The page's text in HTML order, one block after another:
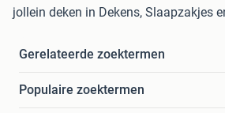
jollein deken in Dekens, Slaapzakjes
Gerelateerde zoektermen
Populaire zoektermen